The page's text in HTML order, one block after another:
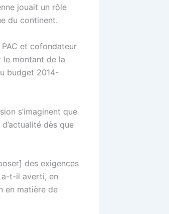
jouait un rôle
du continent.
et cofondateur
le montant de la
budget 2014-
s’imaginent que
dès que
des exigences
a-t-il averti, en
en matière de